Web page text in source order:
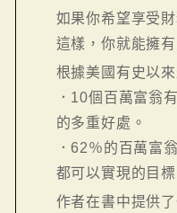
如果你希望享受
這樣，你就能擁
根據美國有史以
．10個百萬富翁
的多重好處。
．62％的百萬富
都可以實現的目標
作者在書中提供